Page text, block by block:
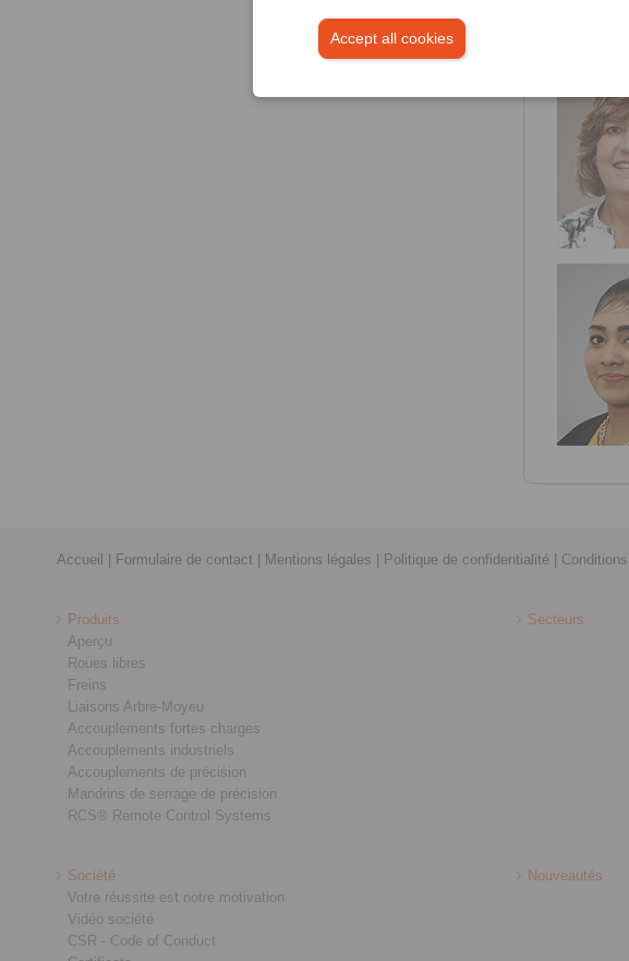
Accept all cookies
Accueil Formulaire de contact Mentions légales Politique de confidentialité
Produits
Aperçu
Roues libres
Freins
Liaisons Arbre-Moyeu
Accouplements fortes charges
Accouplements industriels
Accouplements de précision
Mandrins de serrage de précision
RCS® Remote Control Systems
Secteurs
Société
Votre réussite est notre motivation
Vidéo société
CSR - Code of Conduct
Nouveautés